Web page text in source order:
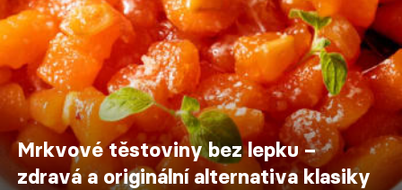
Mrkvové těstoviny bez lepku –
zdravá a originální alternativa klasiky